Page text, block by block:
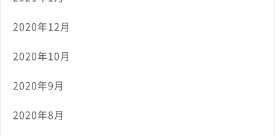
2020年12月
2020年10月
2020年9月
2020年8月